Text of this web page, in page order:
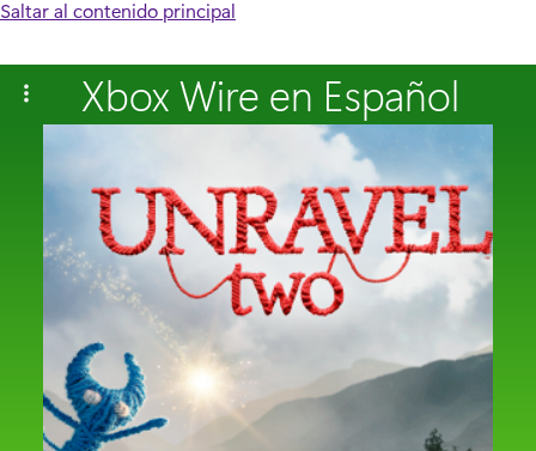
Saltar al contenido principal
Xbox Wire en Español